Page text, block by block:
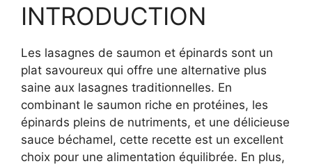
INTRODUCTION
Les lasagnes de saumon et épinards sont un
plat savoureux qui offre une alternative plus
saine aux lasagnes traditionnelles. En
combinant le saumon riche en protéines, les
épinards pleins de nutriments, et une délicieuse
sauce béchamel, cette recette est un excellent
choix pour une alimentation équilibrée. En plus,